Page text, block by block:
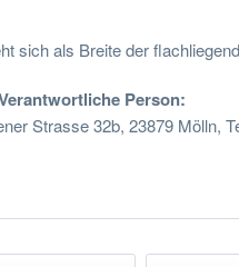
sich als Breite der
Person:
Strasse 32b, 23879 Mölln,